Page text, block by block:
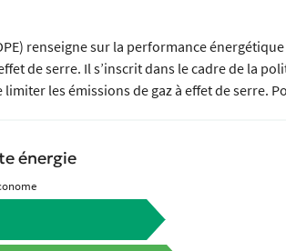
renseigne sur la performance
de serre. Il s’inscrit dans le cadre de la
les émissions de gaz à effet de serre.
énergie